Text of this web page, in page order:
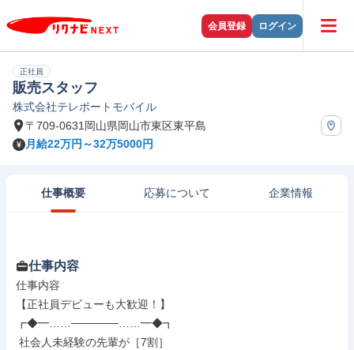
会員登録 ログイン
正社員
販売スタッフ
株式会社テレポートモバイル
〒709-0631岡山県岡山市東区東平島
月給22万円～32万5000円
仕事概要 応募について 企業情報
仕事内容
仕事内容
【正社員デビューも大歓迎！】
┏◆━……──────……━◆┓